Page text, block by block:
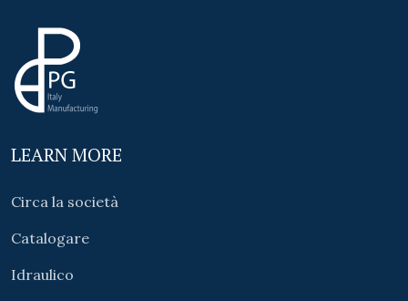
LEARN MORE
Circa la società
Catalogare
Idraulico